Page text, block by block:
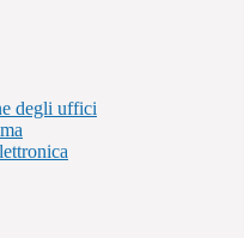
degli uffici